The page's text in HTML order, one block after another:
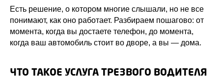
Есть решение, о котором многие слышали, но не все
понимают, как оно работает. Разбираем пошагово: от
момента, когда вы достаете телефон, до момента,
когда ваш автомобиль стоит во дворе, а вы — дома.
ЧТО ТАКОЕ УСЛУГА ТРЕЗВОГО ВОДИТЕЛЯ